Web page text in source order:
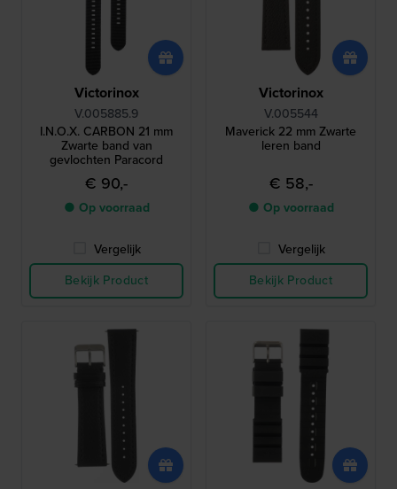
Victorinox
V.005885.9
I.N.O.X. CARBON 21 mm
Zwarte band van
gevlochten Paracord
€ 90,-
● Op voorraad
Vergelijk
Bekijk Product
Victorinox
V.005544
Maverick 22 mm Zwarte
leren band
€ 58,-
● Op voorraad
Vergelijk
Bekijk Product